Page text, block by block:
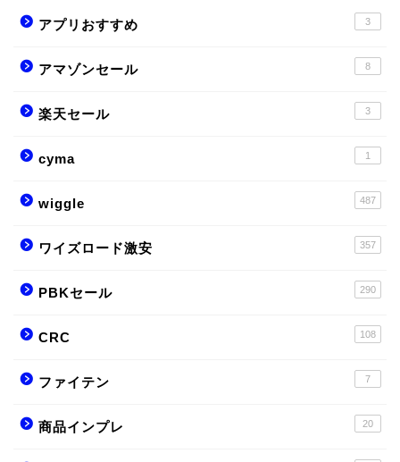
アプリおすすめ 3
アマゾンセール 8
楽天セール 3
cyma 1
wiggle 487
ワイズロード激安 357
PBKセール 290
CRC 108
ファイテン 7
商品インプレ 20